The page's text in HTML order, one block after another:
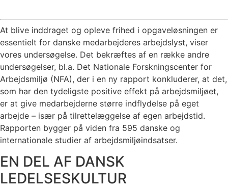
At blive inddraget og opleve frihed i opgaveløsningen er
essentielt for danske medarbejderes arbejdslyst, viser
vores undersøgelse. Det bekræftes af en række andre
undersøgelser, bl.a. Det Nationale Forskningscenter for
Arbejdsmiljø (NFA), der i en ny rapport konkluderer, at det,
som har den tydeligste positive effekt på arbejdsmiljøet,
er at give medarbejderne større indflydelse på eget
arbejde – især på tilrettelæggelse af egen arbejdstid.
Rapporten bygger på viden fra 595 danske og
internationale studier af arbejdsmiljøindsatser.
EN DEL AF DANSK
LEDELSESKULTUR